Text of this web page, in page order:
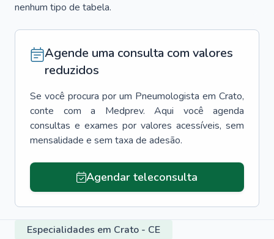
nenhum tipo de tabela.
Agende uma consulta com valores
reduzidos
Se você procura por um Pneumologista em Crato,
conte com a Medprev. Aqui você agenda
consultas e exames por valores acessíveis, sem
mensalidade e sem taxa de adesão.
Agendar teleconsulta
Especialidades em Crato - CE